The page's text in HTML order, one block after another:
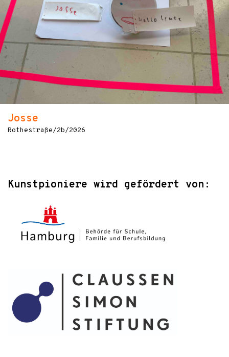
Josse
Rothestraße/2b/2026
Kunstpioniere wird gefördert von: